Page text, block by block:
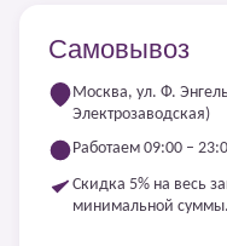
Самовывоз
Москва, ул. Ф.
Электрозаводская)
Работаем 09:00 –
Скидка 5% на весь
минимальной суммы.